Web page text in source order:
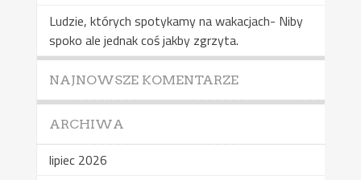
Ludzie, których spotykamy na wakacjach- Niby
spoko ale jednak coś jakby zgrzyta.
NAJNOWSZE KOMENTARZE
ARCHIWA
lipiec 2026